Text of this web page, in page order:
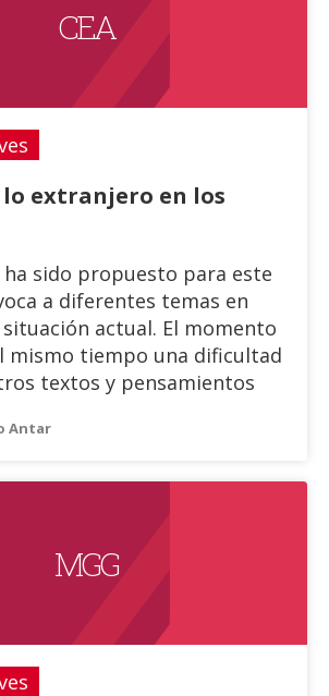
masacres, las guerras.
C E A
lo extranjero en los
sido propuesto para este
a diferentes temas en
actual. El momento
mismo tiempo una dificultad
textos y pensamientos
Realidad a la cual no
permanente entre
vida y se inscriben los
“transitados” por el
Antar
M G G